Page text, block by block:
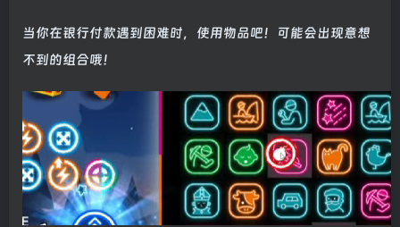
当你在银行付款遇到困难时，使用物品吧！可能会出现意想
不到的组合哦！